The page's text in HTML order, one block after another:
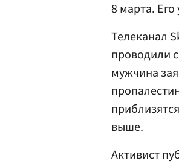
8 марта.
Телеканал
проводили
мужчина
выше.
Активист